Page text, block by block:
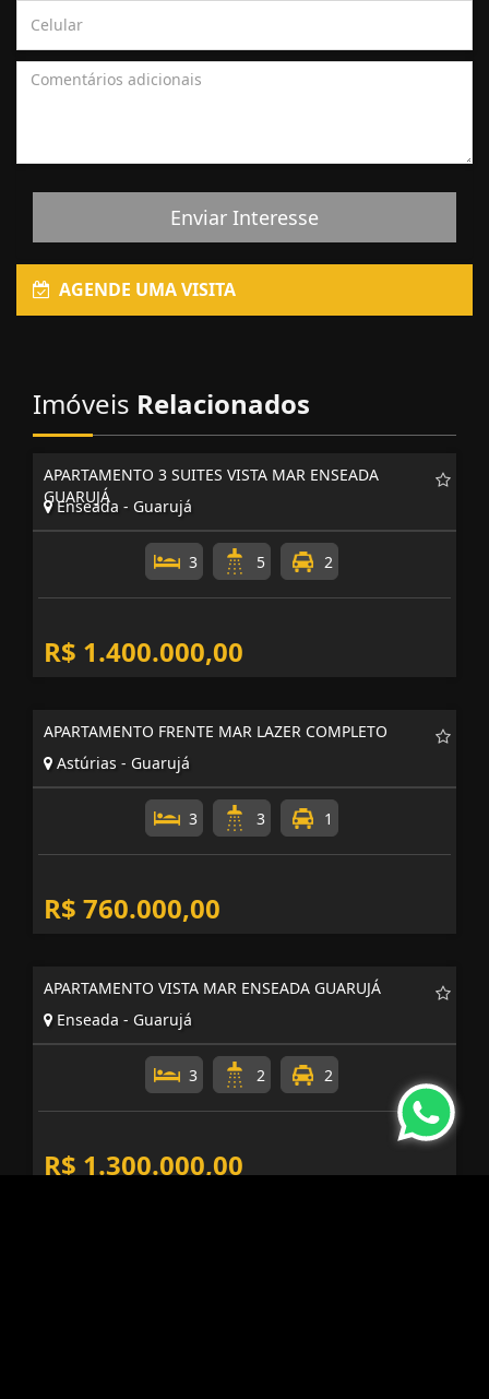
Enviar Interesse
AGENDE UMA VISITA
Imóveis Relacionados
APARTAMENTO 3 SUITES VISTA MAR ENSEADA
GUARUJÁ
Enseada - Guarujá
3 5 2
R$ 1.400.000,00
APARTAMENTO FRENTE MAR LAZER COMPLETO
Astúrias - Guarujá
3 3 1
R$ 760.000,00
APARTAMENTO VISTA MAR ENSEADA GUARUJÁ
Enseada - Guarujá
3 2 2
R$ 1.300.000,00